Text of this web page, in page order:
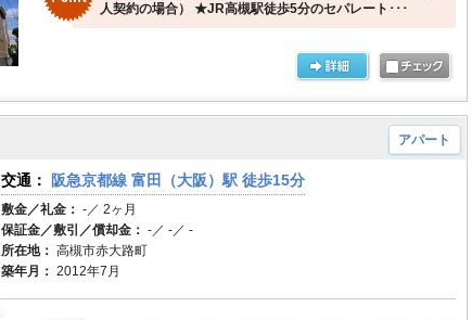
人契約の場合） ★JR高槻駅徒歩5分のセパレート･･･
アパート
交通： 阪急京都線 富田（大阪）駅 徒歩15分
敷金／礼金： -／ 2ヶ月
保証金／敷引／償却金： -／ -／ -
所在地： 高槻市赤大路町
築年月： 2012年7月